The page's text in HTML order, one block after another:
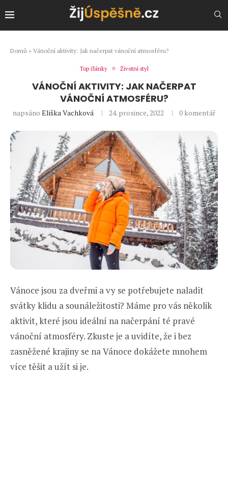
Domů » Vánoční aktivity: Jak načerpat vánoční atmosféru?
Top články Životní styl
VÁNOČNÍ AKTIVITY: JAK NAČERPAT
VÁNOČNÍ ATMOSFÉRU?
napsáno Eliška Vachková 24. prosince, 2022 0 komentář
Vánoce jsou za dveřmi a vy se potřebujete naladit
svátky klidu a sounáležitosti? Máme pro vás několik
aktivit, které jsou ideální na načerpání té pravé
vánoční atmosféry. Zkuste je a uvidíte, že i bez
zasněžené krajiny se na Vánoce dokážete mnohem
více těšit a užít si je.